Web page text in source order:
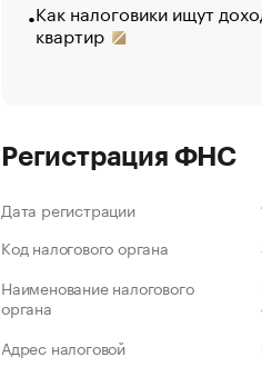
Как налоговики ищут
квартир
Регистрация ФНС
Дата регистрации
Код налогового органа
Наименование налогового
органа
Адрес налоговой